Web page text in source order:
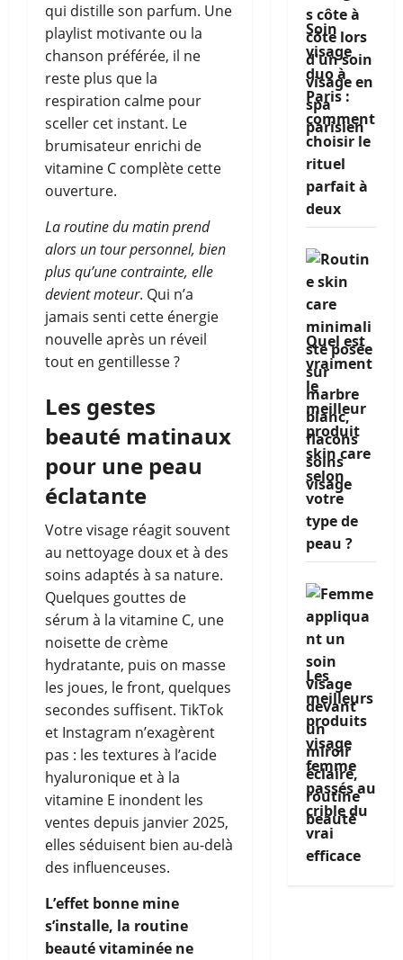
qui distille son parfum. Une
playlist motivante ou la
chanson préférée, il ne
reste plus que la
respiration calme pour
sceller cet instant. Le
brumisateur enrichi de
vitamine C complète cette
ouverture.
La routine du matin prend
alors un tour personnel, bien
plus qu’une contrainte, elle
devient moteur. Qui n’a
jamais senti cette énergie
nouvelle après un réveil
tout en gentillesse ?
Les gestes
beauté matinaux
pour une peau
éclatante
Votre visage réagit souvent
au nettoyage doux et à des
soins adaptés à sa nature.
Quelques gouttes de
sérum à la vitamine C, une
noisette de crème
hydratante, puis on masse
les joues, le front, quelques
secondes suffisent. TikTok
et Instagram n’exagèrent
pas : les textures à l’acide
hyaluronique et à la
vitamine E inondent les
ventes depuis janvier 2025,
elles séduisent bien au-delà
des influenceuses.
L’effet bonne mine
s’installe, la routine
beauté vitaminée ne
Soin
visage
duo à
Paris :
comment
choisir le
rituel
parfait à
deux
Quel est
vraiment
le
meilleur
produit
skin care
selon
votre
type de
peau ?
Les
meilleurs
produits
visage
femme
passés au
crible du
vrai
efficace